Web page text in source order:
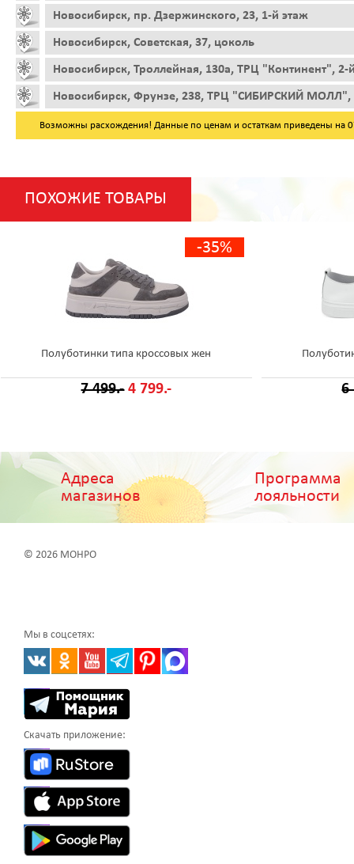
Новосибирск, пр. Дзержинского, 23, 1-й этаж
Новосибирск, Советская, 37, цоколь
Новосибирск, Троллейная, 130а, ТРЦ "Континент", 2-
Новосибирск, Фрунзе, 238, ТРЦ "СИБИРСКИЙ МОЛЛ",
Возможны расхождения! Данные по ценам и остаткам приведены на
ПОХОЖИЕ ТОВАРЫ
-35%
Полуботинки типа кроссовых жен
7 499.- 4 799.- 6
Адреса
магазинов
Программа
лояльности
© 2026 МОНРО
Мы в соцсетях:
Скачать приложение: